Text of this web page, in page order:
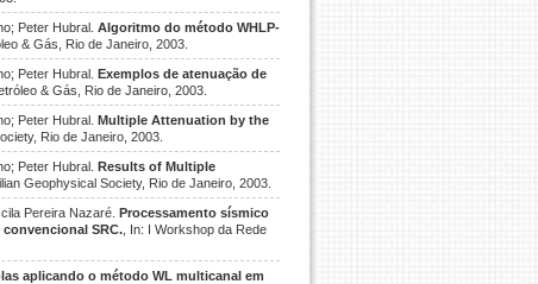
Peter Hubral. Algoritmo do método WHLP-
& Gás, Rio de Janeiro, 2003.
Peter Hubral. Exemplos de atenuação de
& Gás, Rio de Janeiro, 2003.
Peter Hubral. Multiple Attenuation by the
Rio de Janeiro, 2003.
Peter Hubral. Results of Multiple
Geophysical Society, Rio de Janeiro, 2003.
Pereira Nazaré. Processamento sísmico
SRC. , In: I Workshop da Rede
aplicando o método WL multicanal em